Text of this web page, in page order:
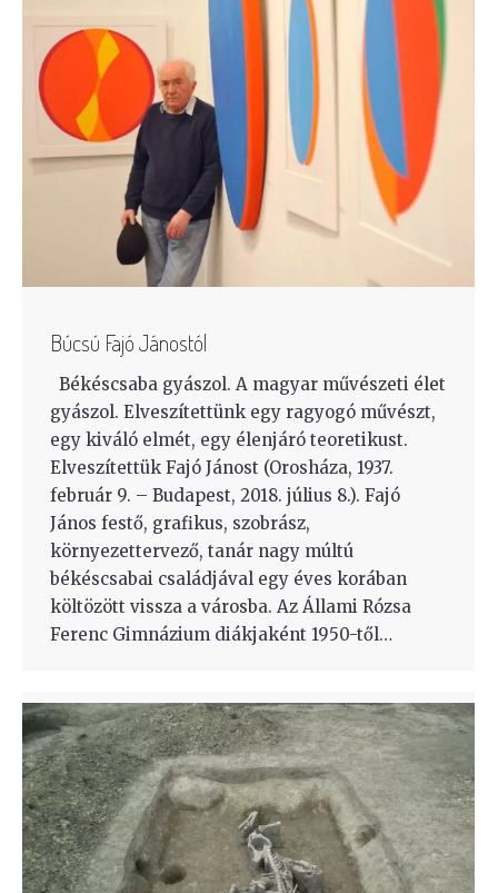
Búcsú Fajó Jánostól
Békéscsaba gyászol. A magyar művészeti élet
gyászol. Elveszítettünk egy ragyogó művészt,
egy kiváló elmét, egy élenjáró teoretikust.
Elveszítettük Fajó Jánost (Orosháza, 1937.
február 9. – Budapest, 2018. július 8.). Fajó
János festő, grafikus, szobrász,
környezettervező, tanár nagy múltú
békéscsabai családjával egy éves korában
költözött vissza a városba. Az Állami Rózsa
Ferenc Gimnázium diákjaként 1950-től…